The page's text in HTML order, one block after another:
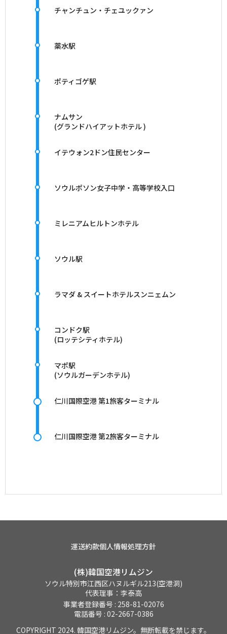
チャンチュン・チェユックァン
薬水駅
ポティゴゲ駅
ナムサン
(グランドハイアットホテル )
イテウォン2ドン住民センター
ソウルポソン女子中学・高等学校入口
ミレニアムヒルトンホテル
ソウル駅
ラマダ & スイートホテルスンニェムン
コンドク駅
(ロッテシティホテル)
マポ駅
(ソウルガーデンホテル)
仁川国際空港 第1旅客ターミナル
仁川国際空港 第2旅客ターミナル
運送約款個人情報処理方針
(株)韓国空港リムジン
ソウル特別市江西区ハヌルギル213(空港洞)
代表理事：李泰高
事業者登録番号 : 258-81-02076
電話番号 : 02-2667-0386
COPYRIGHT 2024. 韓国空港リムジン。無断転載を禁じます。